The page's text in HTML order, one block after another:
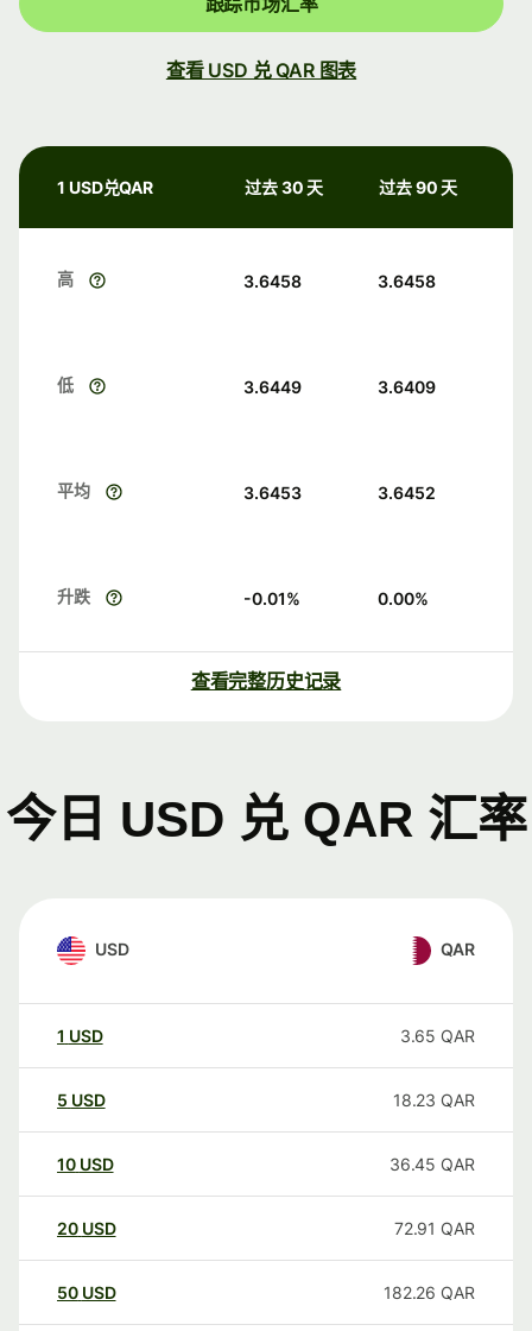
查看 USD 兑 QAR 图表
1 USD兑QAR 过去 30 天 过去 90 天
高 3.6458 3.6458
低 3.6449 3.6409
平均 3.6453 3.6452
升跌 -0.01% 0.00%
查看完整历史记录
今日 USD 兑 QAR 汇率
USD QAR
1 USD 3.65 QAR
5 USD 18.23 QAR
10 USD 36.45 QAR
20 USD 72.91 QAR
50 USD 182.26 QAR